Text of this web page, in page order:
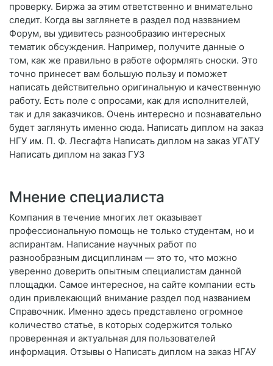
проверку. Биржа за этим ответственно и внимательно
следит. Когда вы заглянете в раздел под названием
Форум, вы удивитесь разнообразию интересных
тематик обсуждения. Например, получите данные о
том, как же правильно в работе оформлять сноски. Это
точно принесет вам большую пользу и поможет
написать действительно оригинальную и качественную
работу. Есть поле с опросами, как для исполнителей,
так и для заказчиков. Очень интересно и познавательно
будет заглянуть именно сюда. Написать диплом на заказ
НГУ им. П. Ф. Лесгафта Написать диплом на заказ УГАТУ
Написать диплом на заказ ГУЗ
Мнение специалиста
Компания в течение многих лет оказывает
профессиональную помощь не только студентам, но и
аспирантам. Написание научных работ по
разнообразным дисциплинам — это то, что можно
уверенно доверить опытным специалистам данной
площадки. Самое интересное, на сайте компании есть
один привлекающий внимание раздел под названием
Справочник. Именно здесь представлено огромное
количество статье, в которых содержится только
проверенная и актуальная для пользователей
информация. Отзывы о Написать диплом на заказ НГАУ